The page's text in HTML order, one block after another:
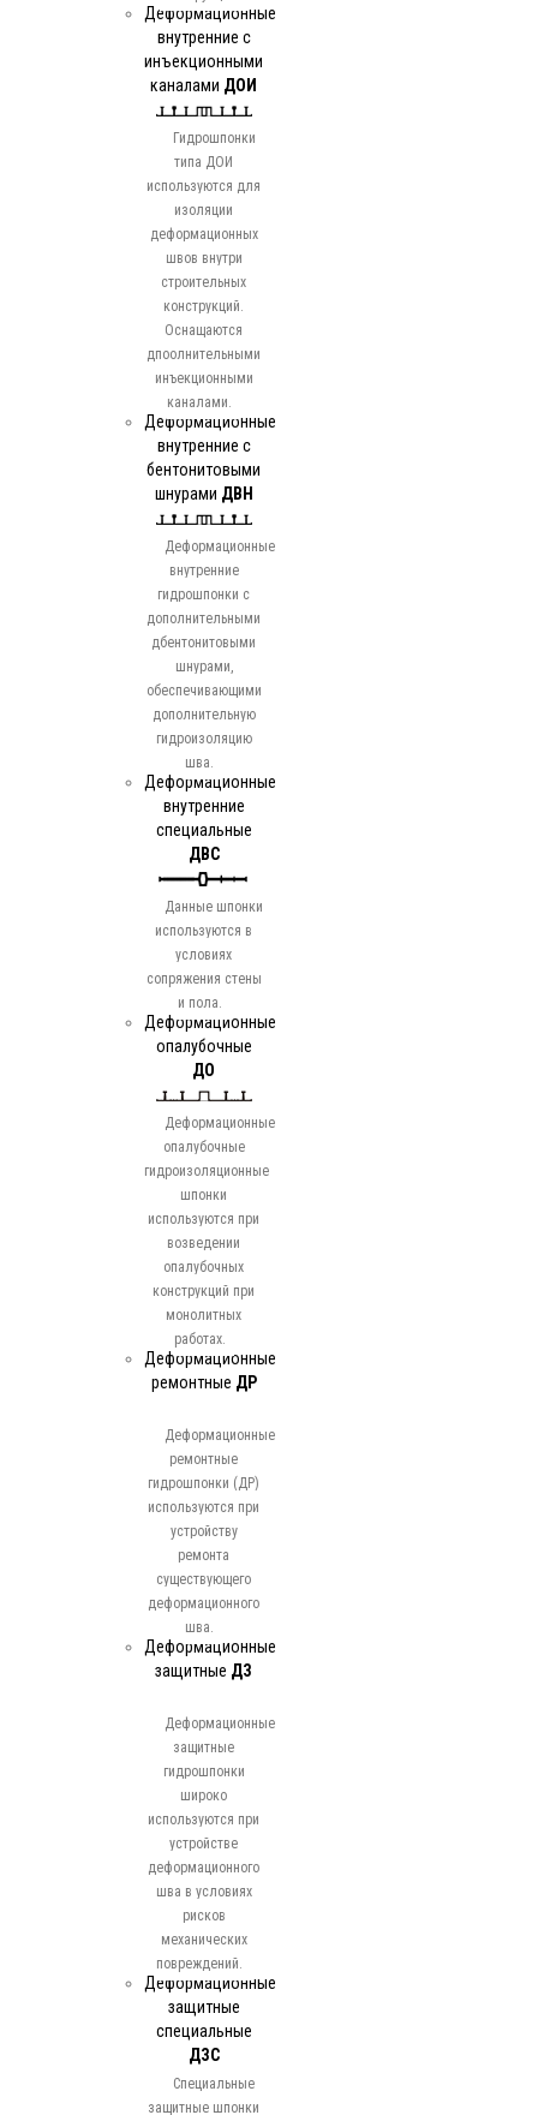
Деформационные
внутренние с
инъекционными
каналами ДОИ
Гидрошпонки
типа ДОИ
используются для
изоляции
деформационных
швов внутри
строительных
конструкций.
Оснащаются
дпоолнительными
инъекционными
каналами.
Деформационные
внутренние с
бентонитовыми
шнурами ДВН
Деформационные
внутренние
гидрошпонки с
дополнительными
дбентонитовыми
шнурами,
обеспечивающими
дополнительную
гидроизоляцию
шва.
Деформационные
внутренние
специальные
ДВС
Данные шпонки
используются в
условиях
сопряжения стены
и пола.
Деформационные
опалубочные
ДО
Деформационные
опалубочные
гидроизоляционные
шпонки
используются при
возведении
опалубочных
конструкций при
монолитных
работах.
Деформационные
ремонтные ДР
Деформационные
ремонтные
гидрошпонки (ДР)
используются при
устройству
ремонта
существующего
деформационного
шва.
Деформационные
защитные ДЗ
Деформационные
защитные
гидрошпонки
широко
используются при
устройстве
деформационного
шва в условиях
рисков
механических
повреждений.
Деформационные
защитные
специальные
ДЗС
Специальные
защитные шпонки